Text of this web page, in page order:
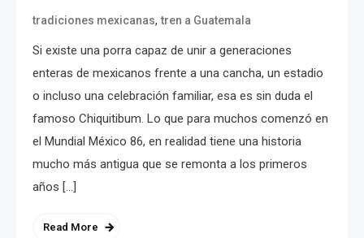
tradiciones mexicanas,tren a Guatemala
Si existe una porra capaz de unir a generaciones
enteras de mexicanos frente a una cancha, un estadio
o incluso una celebración familiar, esa es sin duda el
famoso Chiquitibum. Lo que para muchos comenzó en
el Mundial México 86, en realidad tiene una historia
mucho más antigua que se remonta a los primeros
años […]
Read More